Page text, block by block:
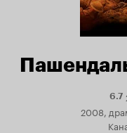
6.7
6.7
2008,